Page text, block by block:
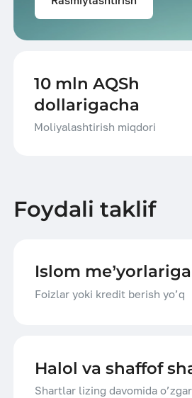
10 mln AQSh
dollarigacha
Moliyalashtirish miqdori
Foydali taklif
Islom
Foizlar yoki kredit berish yo’q
Halol va shaffof
Shartlar lizing davomida